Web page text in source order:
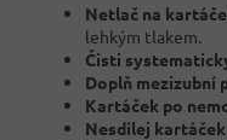
Netlač na
lehkým tlakem.
Čisti
Doplň mezizubní
Kartáček po
Nesdílej kartáček